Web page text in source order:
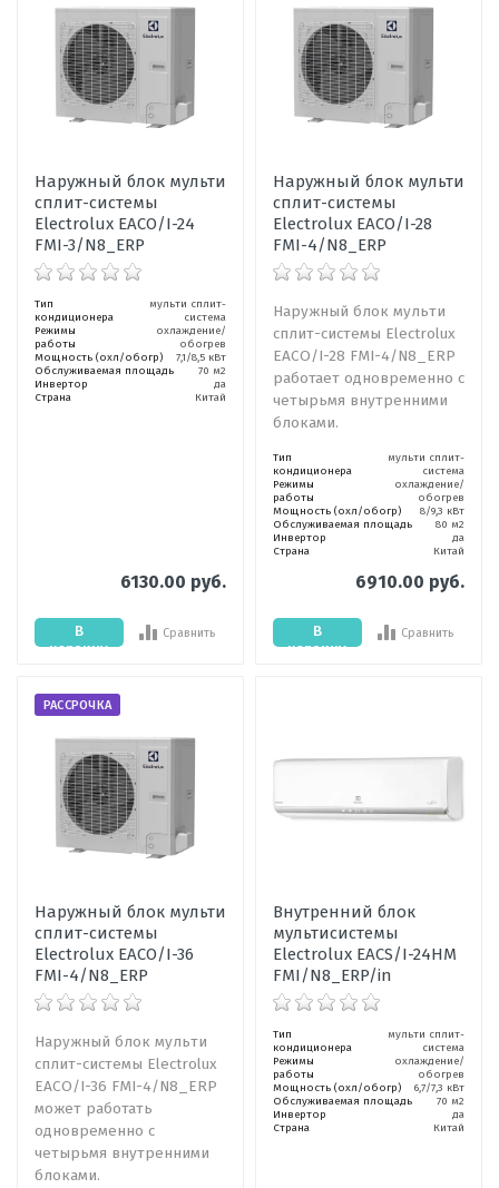
Наружный блок мульти
сплит-системы
Electrolux EACO/I-24
FMI-3/N8_ERP
Тип
кондиционера
мульти сплит-
система
Режимы
работы
охлаждение/
обогрев
Мощность (охл/обогр)
7,1/8,5 кВт
Обслуживаемая площадь
70 м2
Инвертор
да
Страна
Китай
6130.00 руб.
В
корзину
Сравнить
Наружный блок мульти
сплит-системы
Electrolux EACO/I-28
FMI-4/N8_ERP
Наружный блок мульти
сплит-системы Electrolux
EACO/I-28 FMI-4/N8_ERP
работает одновременно с
четырьмя внутренними
блоками.
Тип
кондиционера
мульти сплит-
система
Режимы
работы
охлаждение/
обогрев
Мощность (охл/обогр)
8/9,3 кВт
Обслуживаемая площадь
80 м2
Инвертор
да
Страна
Китай
6910.00 руб.
В
корзину
Сравнить
РАССРОЧКА
Наружный блок мульти
сплит-системы
Electrolux EACO/I-36
FMI-4/N8_ERP
Наружный блок мульти
сплит-системы Electrolux
EACO/I-36 FMI-4/N8_ERP
может работать
одновременно с
четырьмя внутренними
блоками.
Внутренний блок
мультисистемы
Electrolux EACS/I-24HM
FMI/N8_ERP/in
Тип
кондиционера
мульти сплит-
система
Режимы
работы
охлаждение/
обогрев
Мощность (охл/обогр)
6,7/7,3 кВт
Обслуживаемая площадь
70 м2
Инвертор
да
Страна
Китай